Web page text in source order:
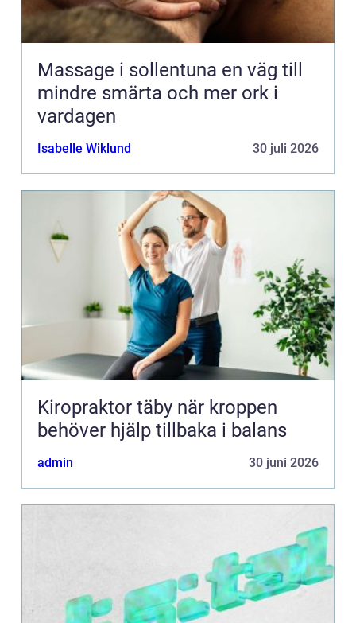
Massage i sollentuna en väg till
mindre smärta och mer ork i
vardagen
Isabelle Wiklund 30 juli 2026
Kiropraktor täby när kroppen
behöver hjälp tillbaka i balans
admin 30 juni 2026